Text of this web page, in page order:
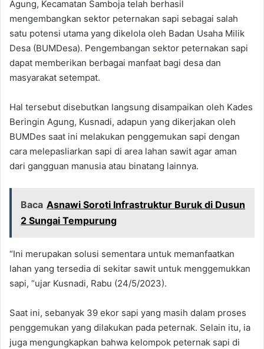
Agung, Kecamatan Samboja telah berhasil
mengembangkan sektor peternakan sapi sebagai salah
satu potensi utama yang dikelola oleh Badan Usaha Milik
Desa (BUMDesa). Pengembangan sektor peternakan sapi
dapat memberikan berbagai manfaat bagi desa dan
masyarakat setempat.
Hal tersebut disebutkan langsung disampaikan oleh Kades
Beringin Agung, Kusnadi, adapun yang dikerjakan oleh
BUMDes saat ini melakukan penggemukan sapi dengan
cara melepasliarkan sapi di area lahan sawit agar aman
dari gangguan manusia atau binatang lainnya.
Baca Asnawi Soroti Infrastruktur Buruk di Dusun
2 Sungai Tempurung
“Ini merupakan solusi sementara untuk memanfaatkan
lahan yang tersedia di sekitar sawit untuk menggemukkan
sapi, “ujar Kusnadi, Rabu (24/5/2023).
Saat ini, sebanyak 39 ekor sapi yang masih dalam proses
penggemukan yang dilakukan pada peternak. Selain itu, ia
juga mengungkapkan bahwa kelompok peternak sapi di